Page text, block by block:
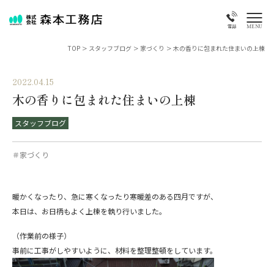
電話 MENU
TOP > スタッフブログ > 家づくり > 木の香りに包まれた住まいの上棟
2022.04.15
木の香りに包まれた住まいの上棟
スタッフブログ
＃家づくり
暖かくなったり、急に寒くなったり寒暖差のある四月ですが、
本日は、お日柄もよく上棟を執り行いました。
（作業前の様子）
事前に工事がしやすいように、材料を整理整頓をしています。